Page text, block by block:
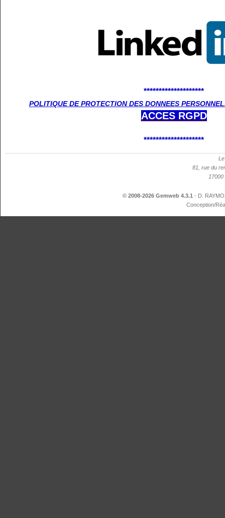
********************
POLITIQUE DE PROTECTION DES DONNEES
ACCESRGPD
********************
81, rue du
17000
© 2008-2026 Gemweb 4.3.1 - D.
Conception/